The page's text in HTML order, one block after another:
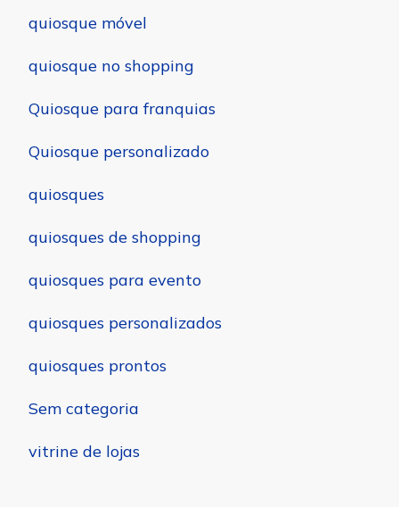
quiosque móvel
quiosque no shopping
Quiosque para franquias
Quiosque personalizado
quiosques
quiosques de shopping
quiosques para evento
quiosques personalizados
quiosques prontos
Sem categoria
vitrine de lojas